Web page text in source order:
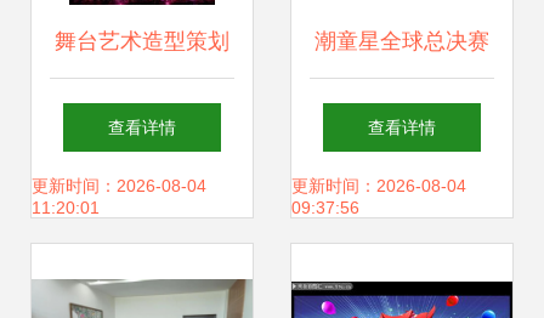
舞台艺术造型策划
助攻99划算节强劲
爆发，“荔枝超级
查看详情
更新时间：2026-08-04
11:20:01
潮童星全球总决赛
特邀评委闫伟 赋予
少年锋芒的舞台艺
查看详情
更新时间：2026-08-04
09:37:56